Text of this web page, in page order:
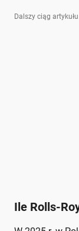
Dalszy ciąg
Ile Rolls-